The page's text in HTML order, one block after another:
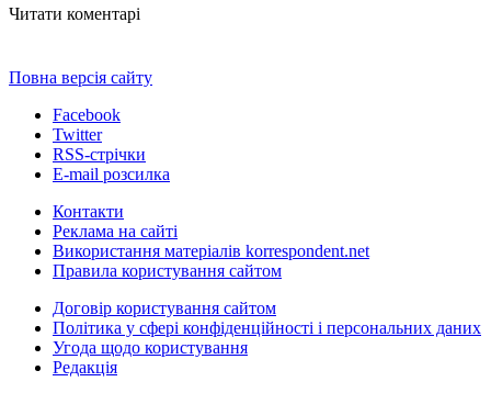
Читати коментарі
Повна версія сайту
Facebook
Twitter
RSS-стрічки
E-mail розсилка
Контакти
Реклама на сайті
Використання матеріалів korrespondent.net
Правила користування сайтом
Договір користування сайтом
Політика у сфері конфіденційності і персональних даних
Угода щодо користування
Редакція